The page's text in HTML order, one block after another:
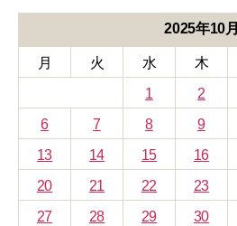
ゴ
ー
2025年10月
月 火 水 木
1
2
6
7 8 9
13
14 15 16
20
21 22 23
27
28 29 30